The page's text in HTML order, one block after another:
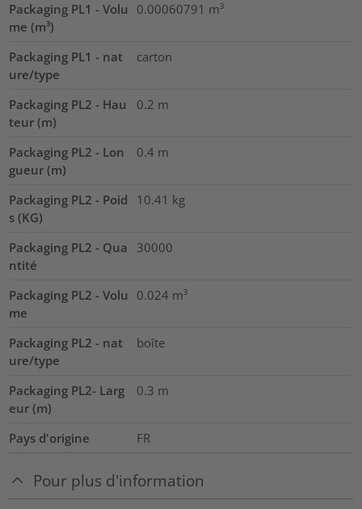
Packaging PL1 - Volu
me (m³)
0.00060791 m³
Packaging PL1 - nat
ure/type
carton
Packaging PL2 - Hau
teur (m)
0.2 m
Packaging PL2 - Lon
gueur (m)
0.4 m
Packaging PL2 - Poid
s (KG)
10.41 kg
Packaging PL2 - Qua
ntité
30000
Packaging PL2 - Volu
me
0.024 m³
Packaging PL2 - nat
ure/type
boîte
Packaging PL2- Larg
eur (m)
0.3 m
Pays d'origine FR
Pour plus d'information